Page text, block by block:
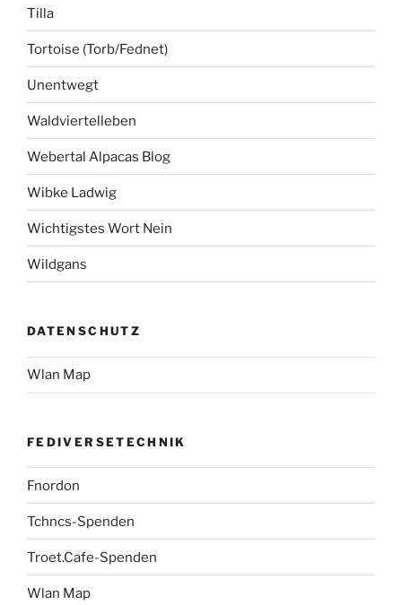
Tilla
Tortoise (Torb/Fednet)
Unentwegt
Waldviertelleben
Webertal Alpacas Blog
Wibke Ladwig
Wichtigstes Wort Nein
Wildgans
DATENSCHUTZ
Wlan Map
FEDIVERSETECHNIK
Fnordon
Tchncs-Spenden
Troet.Cafe-Spenden
Wlan Map